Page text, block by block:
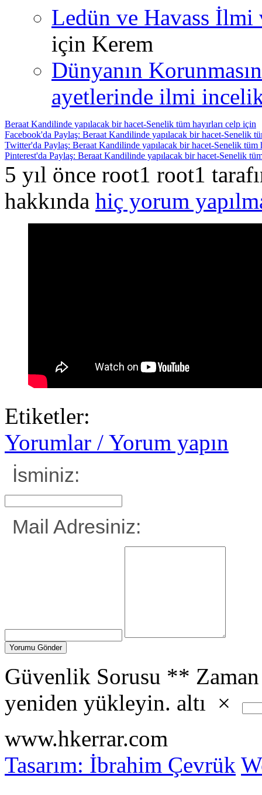
Ledün ve Havass İlmi
için Kerem
Dünyanın
ayetlerinde ilmi
Beraat Kandilinde yapılacak bir hacet-Senelik tüm hayırları celp için
Facebook'da Paylaş: Beraat Kandilinde yapılacak bir hacet-Senelik
Twitter'da Paylaş: Beraat Kandilinde yapılacak bir hacet-Senelik tüm
Pinterest'da Paylaş: Beraat Kandilinde yapılacak bir hacet-Senelik
5 yıl önce root1 root1
hakkında hiç yorum
Etiketler:
Yorumlar / Yorum yapın
İsminiz:
Mail Adresiniz:
Güvenlik Sorusu **
yeniden yükleyin. altı ×
www.hkerrar.com
Tasarım: İbrahim Çevrük